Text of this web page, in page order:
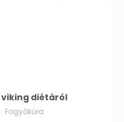
diétáról
Fogyókúra